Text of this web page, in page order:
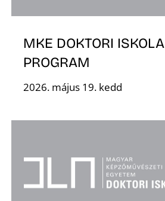
MKE DOKTORI ISKOLA
PROGRAM
2026. május 19. kedd